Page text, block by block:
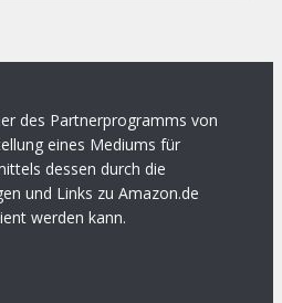
des Partnerprogramms von
eines Mediums für
dessen durch die
und Links zu Amazon.de
werden kann.